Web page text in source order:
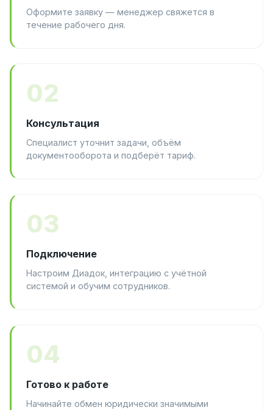
Оформите заявку — менеджер свяжется в
течение рабочего дня.
02
Консультация
Специалист уточнит задачи, объём
документооборота и подберёт тариф.
03
Подключение
Настроим Диадок, интеграцию с учётной
системой и обучим сотрудников.
04
Готово к работе
Начинайте обмен юридически значимыми